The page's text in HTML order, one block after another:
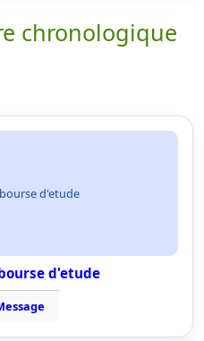
chronologique
d'etude
d'etude